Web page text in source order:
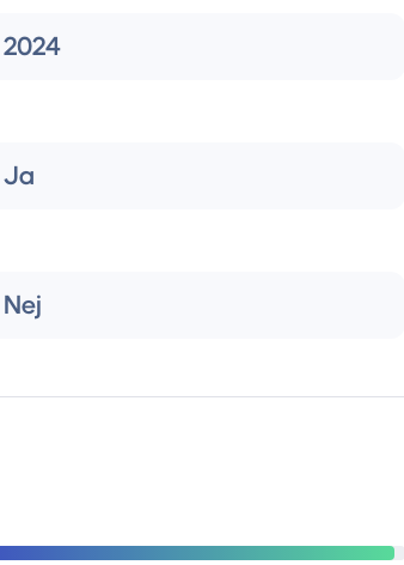
2024
Ja
Nej